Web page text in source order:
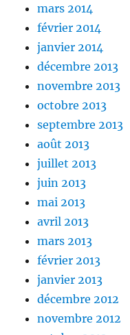
mars 2014
février 2014
janvier 2014
décembre 2013
novembre 2013
octobre 2013
septembre 2013
août 2013
juillet 2013
juin 2013
mai 2013
avril 2013
mars 2013
février 2013
janvier 2013
décembre 2012
novembre 2012